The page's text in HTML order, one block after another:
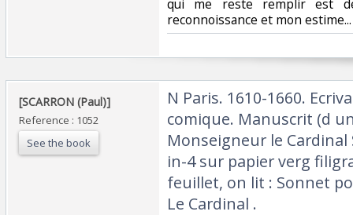
qui me reste remplir est
reconnoissance et mon estime...‎
‎[SCARRON (Paul)]‎
Reference : 1052
See the book
‎N Paris. 1610-1660.
comique. Manuscrit (d
Monseigneur le Cardinal
in-4 sur papier verg
feuillet, on lit : Sonnet
Le Cardinal .‎